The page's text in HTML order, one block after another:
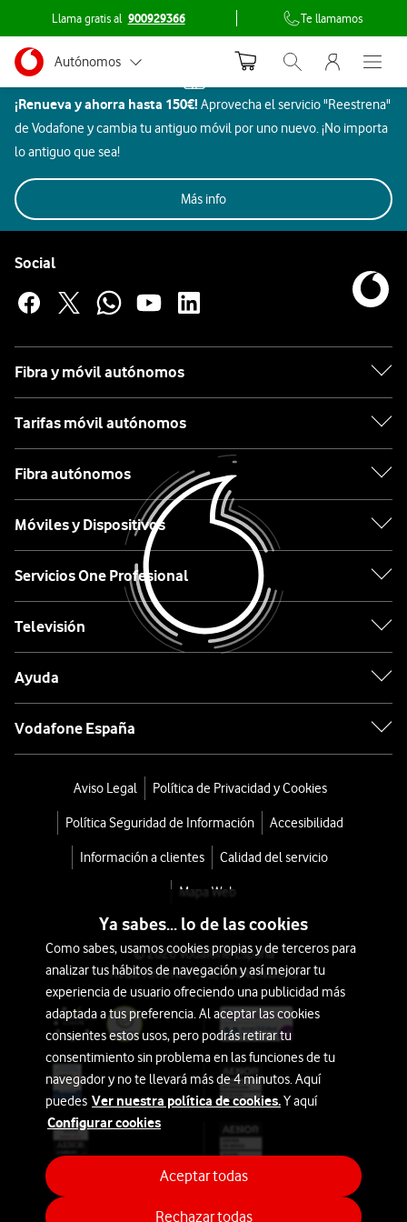
Llama gratis al 900929366 Te llamamos
Ir a la pagina principal de vodafone.es
Menu navegación Segmento
Autónomos
Pymes
Grandes empresas
Particulares
Abrir buscador.
Menu
Abre
Inicio
Dispositivos
Hogar
inteligente
JBL
TodosRebajasMóvilesBeauty
Aires
Acondicionados
y
Gaming
y ocio
Hogar
inteligente
JBL
Apple
Samsung
Xiaomi
OPPO
Huawei
Ordenar
por:
JBL
100€
¡Renueva y ahorra hasta 150€! Aprovecha el servicio "Reestrena"
de Vodafone y cambia tu antiguo móvil por uno nuevo. ¡No importa
lo antiguo que sea!
Más info
Social
Fibra y móvil autónomos
Tarifas móvil autónomos
Fibra autónomos
Móviles y Dispositivos
Servicios One Profesional
Televisión
Ayuda
Vodafone España
Aviso Legal Política de Privacidad y Cookies
Política Seguridad de Información Accesibilidad
Información a clientes Calidad del servicio
Mapa Web
© 2026 Vodafone España
Avda. América 115, 28042 Madrid
Ya sabes... lo de las cookies
Como sabes, usamos cookies propias y de terceros para
analizar tus hábitos de navegación y así mejorar tu
experiencia de usuario ofreciendo una publicidad más
adaptada a tus preferencia. Al aceptar las cookies
consientes estos usos, pero podrás retirar tu
consentimiento sin problema en las funciones de tu
navegador y no te llevará más de 4 minutos. Aquí
puedes Ver nuestra política de cookies.Y aquí
Configurar cookies
Rechazar todas
Aceptar todas